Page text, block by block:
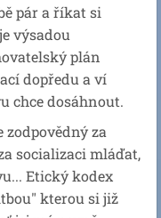
pár a říkat si
výsadou
plán
dopředu a ví
chce dosáhnout.
zodpovědný za
socializaci mláďat,
Etický kodex
kterou si již